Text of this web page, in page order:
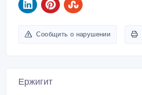
Сообщить о нарушении
Ержигит